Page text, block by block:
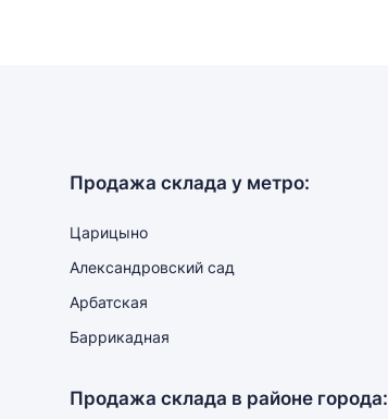
Продажа склада у метро:
Царицыно
Александровский сад
Арбатская
Баррикадная
Продажа склада в районе города: